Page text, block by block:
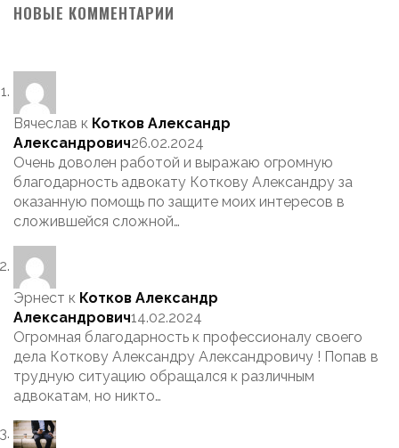
НОВЫЕ КОММЕНТАРИИ
Вячеслав к Котков Александр
Александрович26.02.2024
Очень доволен работой и выражаю огромную
благодарность адвокату Коткову Александру за
оказанную помощь по защите моих интересов в
сложившейся сложной…
Эрнест к Котков Александр
Александрович14.02.2024
Огромная благодарность к профессионалу своего
дела Коткову Александру Александровичу ! Попав в
трудную ситуацию обращался к различным
адвокатам, но никто…